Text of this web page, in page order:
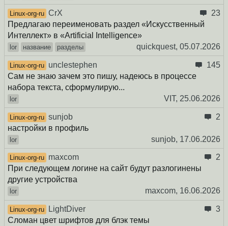
Linux-org-ru CrX
23
Предлагаю переименовать раздел «Искусственный
Интеллект» в «Artificial Intelligence»
lor название разделы quickquest, 05.07.2026
Linux-org-ru unclestephen
145
Сам не знаю зачем это пишу, надеюсь в процессе
набора текста, сформулирую...
lor VIT, 25.06.2026
Linux-org-ru sunjob
2
настройки в профиль
lor sunjob, 17.06.2026
Linux-org-ru maxcom
2
При следующем логине на сайт будут разлогинены
другие устройства
lor maxcom, 16.06.2026
Linux-org-ru LightDiver
3
Сломан цвет шрифтов для блэк темы